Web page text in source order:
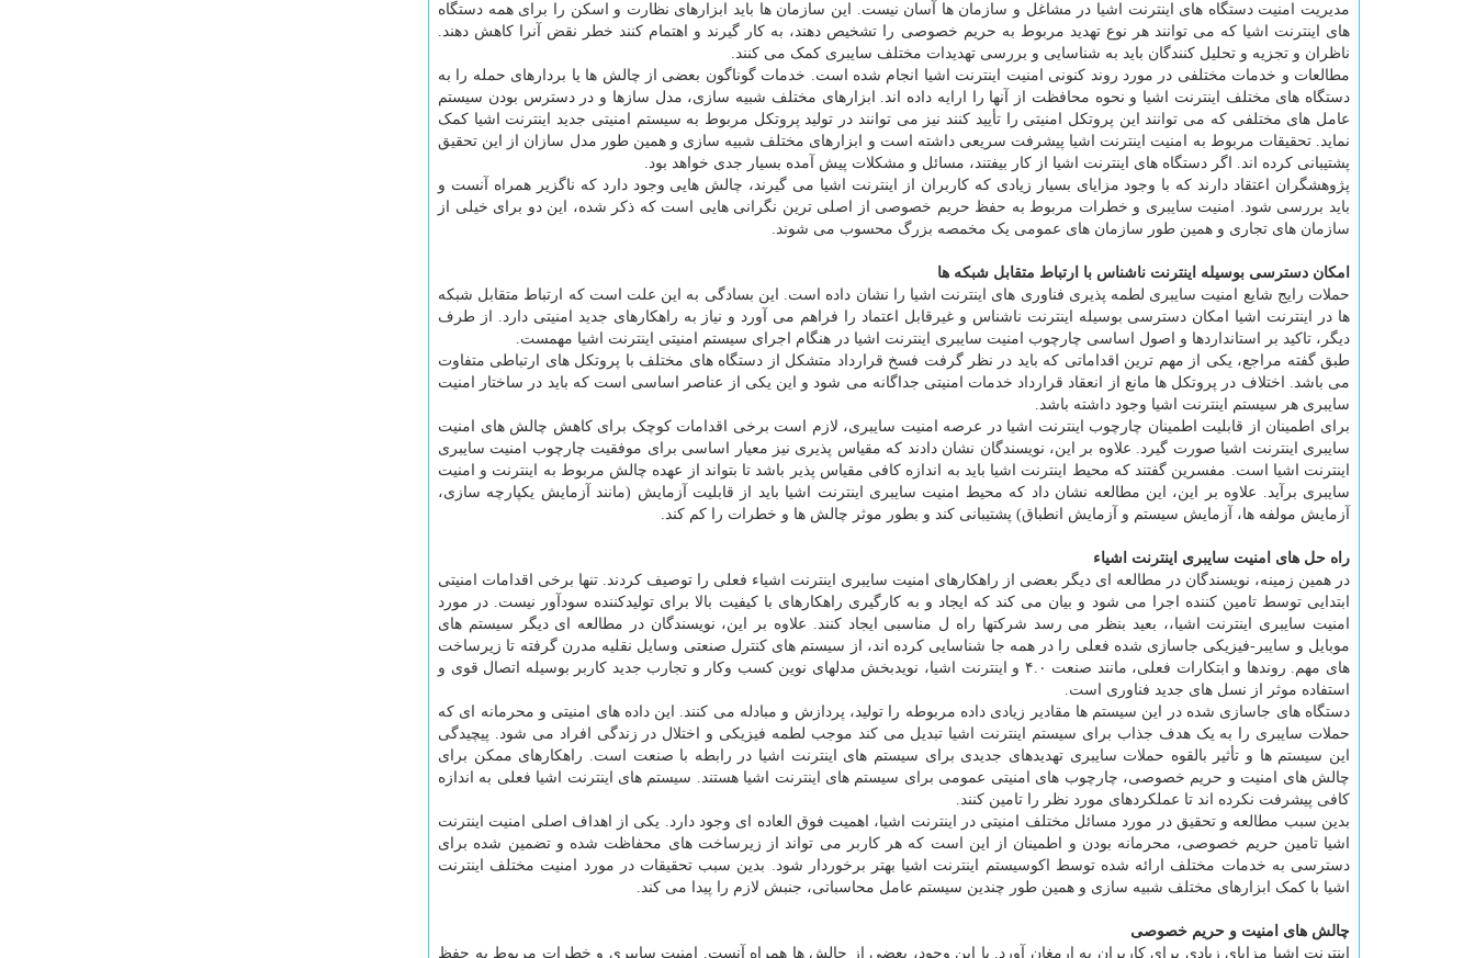
مدیریت امنیت دستگاه های اینترنت اشیا در مشاغل و سازمان ها آسان نیست. این سازمان ها باید ابزارهای نظارت و اسکن را برای همه دستگاه
های اینترنت اشیا که می توانند هر نوع تهدید مربوط به حریم خصوصی را تشخیص دهند، به کار گیرند و اهتمام کنند خطر نقض آنرا کاهش دهند.
ناظران و تجزیه و تحلیل کنندگان باید به شناسایی و بررسی تهدیدات مختلف سایبری کمک می کنند.
مطالعات و خدمات مختلفی در مورد روند کنونی امنیت اینترنت اشیا انجام شده است. خدمات گوناگون بعضی از چالش ها یا بردارهای حمله را به
دستگاه های مختلف اینترنت اشیا و نحوه محافظت از آنها را ارایه داده اند. ابزارهای مختلف شبیه سازی، مدل سازها و در دسترس بودن سیستم
عامل های مختلفی که می توانند این پروتکل امنیتی را تأیید کنند نیز می توانند در تولید پروتکل مربوط به سیستم امنیتی جدید اینترنت اشیا کمک
نماید. تحقیقات مربوط به امنیت اینترنت اشیا پیشرفت سریعی داشته است و ابزارهای مختلف شبیه سازی و همین طور مدل سازان از این تحقیق
پشتیبانی کرده اند. اگر دستگاه های اینترنت اشیا از کار بیفتند، مسائل و مشکلات پیش آمده بسیار جدی خواهد بود.
پژوهشگران اعتقاد دارند که با وجود مزایای بسیار زیادی که کاربران از اینترنت اشیا می گیرند، چالش هایی وجود دارد که ناگزیر همراه آنست و
باید بررسی شود. امنیت سایبری و خطرات مربوط به حفظ حریم خصوصی از اصلی ترین نگرانی هایی است که ذکر شده، این دو برای خیلی از
سازمان های تجاری و همین طور سازمان های عمومی یک مخمصه بزرگ محسوب می شوند.
امکان دسترسی بوسیله اینترنت ناشناس با ارتباط متقابل شبکه ها
حملات رایج شایع امنیت سایبری لطمه پذیری فناوری های اینترنت اشیا را نشان داده است. این بسادگی به این علت است که ارتباط متقابل شبکه
ها در اینترنت اشیا امکان دسترسی بوسیله اینترنت ناشناس و غیرقابل اعتماد را فراهم می آورد و نیاز به راهکارهای جدید امنیتی دارد. از طرف
دیگر، تاکید بر استانداردها و اصول اساسی چارچوب امنیت سایبری اینترنت اشیا در هنگام اجرای سیستم امنیتی اینترنت اشیا مهمست.
طبق گفته مراجع، یکی از مهم ترین اقداماتی که باید در نظر گرفت فسخ قرارداد متشکل از دستگاه های مختلف با پروتکل های ارتباطی متفاوت
می باشد. اختلاف در پروتکل ها مانع از انعقاد قرارداد خدمات امنیتی جداگانه می شود و این یکی از عناصر اساسی است که باید در ساختار امنیت
سایبری هر سیستم اینترنت اشیا وجود داشته باشد.
برای اطمینان از قابلیت اطمینان چارچوب اینترنت اشیا در عرصه امنیت سایبری، لازم است برخی اقدامات کوچک برای کاهش چالش های امنیت
سایبری اینترنت اشیا صورت گیرد. علاوه بر این، نویسندگان نشان دادند که مقیاس پذیری نیز معیار اساسی برای موفقیت چارچوب امنیت سایبری
اینترنت اشیا است. مفسرین گفتند که محیط اینترنت اشیا باید به اندازه کافی مقیاس پذیر باشد تا بتواند از عهده چالش مربوط به اینترنت و امنیت
سایبری برآید. علاوه بر این، این مطالعه نشان داد که محیط امنیت سایبری اینترنت اشیا باید از قابلیت آزمایش (مانند آزمایش یکپارچه سازی،
آزمایش مولفه ها، آزمایش سیستم و آزمایش انطباق) پشتیبانی کند و بطور موثر چالش ها و خطرات را کم کند.
راه حل های امنیت سایبری اینترنت اشیاء
در همین زمینه، نویسندگان در مطالعه ای دیگر بعضی از راهکارهای امنیت سایبری اینترنت اشیاء فعلی را توصیف کردند. تنها برخی اقدامات امنیتی
ابتدایی توسط تامین کننده اجرا می شود و بیان می کند که ایجاد و به کارگیری راهکارهای با کیفیت بالا برای تولیدکننده سودآور نیست. در مورد
امنیت سایبری اینترنت اشیا،، بعید بنظر می رسد شرکتها راه ل مناسبی ایجاد کنند. علاوه بر این، نویسندگان در مطالعه ای دیگر سیستم های
موبایل و سایبر-فیزیکی جاسازی شده فعلی را در همه جا شناسایی کرده اند، از سیستم های کنترل صنعتی وسایل نقلیه مدرن گرفته تا زیرساخت
های مهم. روندها و ابتکارات فعلی، مانند صنعت ۴.۰ و اینترنت اشیا، نویدبخش مدلهای نوین کسب وکار و تجارب جدید کاربر بوسیله اتصال قوی و
استفاده موثر از نسل های جدید فناوری است.
دستگاه های جاسازی شده در این سیستم ها مقادیر زیادی داده مربوطه را تولید، پردازش و مبادله می کنند. این داده های امنیتی و محرمانه ای که
حملات سایبری را به یک هدف جذاب برای سیستم اینترنت اشیا تبدیل می کند موجب لطمه فیزیکی و اختلال در زندگی افراد می شود. پیچیدگی
این سیستم ها و تأثیر بالقوه حملات سایبری تهدیدهای جدیدی برای سیستم های اینترنت اشیا در رابطه با صنعت است. راهکارهای ممکن برای
چالش های امنیت و حریم خصوصی، چارچوب های امنیتی عمومی برای سیستم های اینترنت اشیا هستند. سیستم های اینترنت اشیا فعلی به اندازه
کافی پیشرفت نکرده اند تا عملکردهای مورد نظر را تامین کنند.
بدین سبب مطالعه و تحقیق در مورد مسائل مختلف امنیتی در اینترنت اشیا، اهمیت فوق العاده ای وجود دارد. یکی از اهداف اصلی امنیت اینترنت
اشیا تامین حریم خصوصی، محرمانه بودن و اطمینان از این است که هر کاربر می تواند از زیرساخت های محفاظت شده و تضمین شده برای
دسترسی به خدمات مختلف ارائه شده توسط اکوسیستم اینترنت اشیا بهتر برخوردار شود. بدین سبب تحقیقات در مورد امنیت مختلف اینترنت
اشیا با کمک ابزارهای مختلف شبیه سازی و همین طور چندین سیستم عامل محاسباتی، جنبش لازم را پیدا می کند.
چالش های امنیت و حریم خصوصی
اینترنت اشیا مزایای زیادی برای کاربران به ارمغان آورد. با این وجود، بعضی از چالش ها همراه آنست. امنیت سایبری و خطرات مربوط به حفظ